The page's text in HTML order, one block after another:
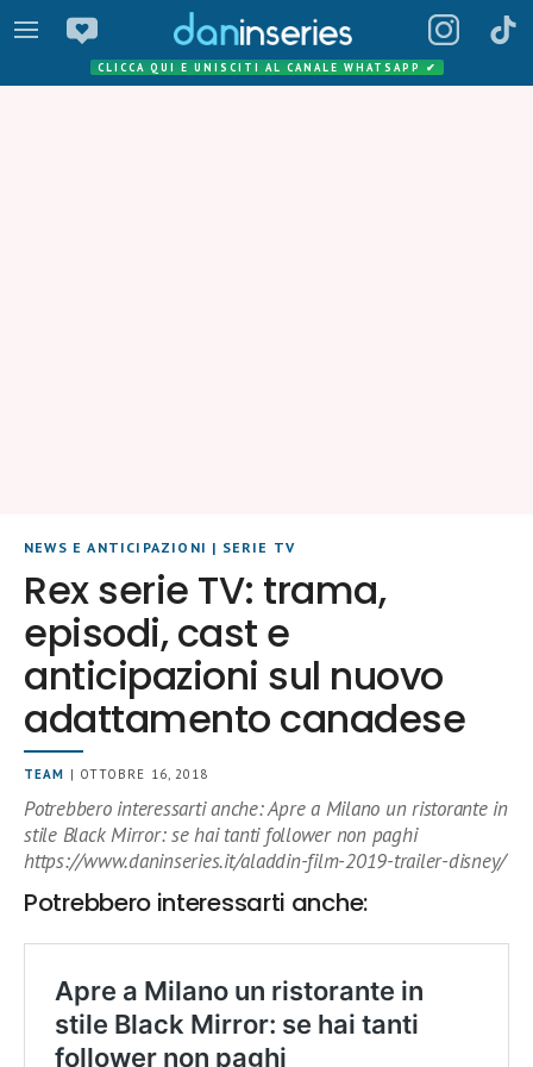
CLICCA QUI E UNISCITI AL CANALE WHATSAPP ✔
NEWS E ANTICIPAZIONI | SERIE TV
Rex serie TV: trama,
episodi, cast e
anticipazioni sul nuovo
adattamento canadese
TEAM | OTTOBRE 16, 2018
Potrebbero interessarti anche: Apre a Milano un ristorante in
stile Black Mirror: se hai tanti follower non paghi
https://www.daninseries.it/aladdin-film-2019-trailer-disney/
Potrebbero interessarti anche: